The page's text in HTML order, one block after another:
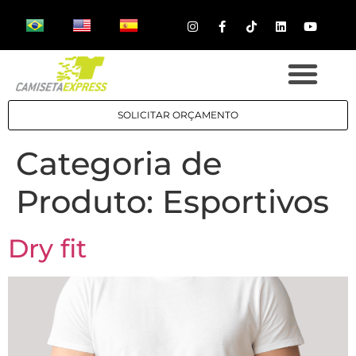
SOLICITAR ORÇAMENTO
Categoria de
Produto: Esportivos
Dry fit